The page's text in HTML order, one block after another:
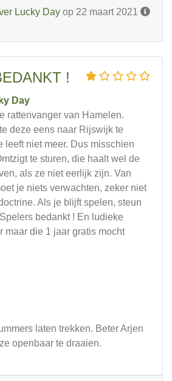
Lucky Day op 22 maart 2021
!
Day
rattenvanger van Hamelen.
deze eens naar Rijswijk te
leeft niet meer. Dus misschien
te sturen, die haalt wel de
als ze niet eerlijk zijn. Van
je niets verwachten, zeker niet
Als je blijft spelen, steun
bedankt ! En ludieke
maar die 1 jaar gratis mocht
laten trekken. Beter Arjen
openbaar te draaien.